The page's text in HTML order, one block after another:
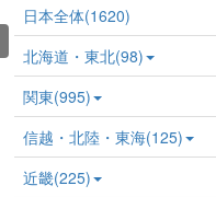
日本全体(1620)
北海道・東北(98)
関東(995)
信越・北陸・東海(125)
近畿(225)